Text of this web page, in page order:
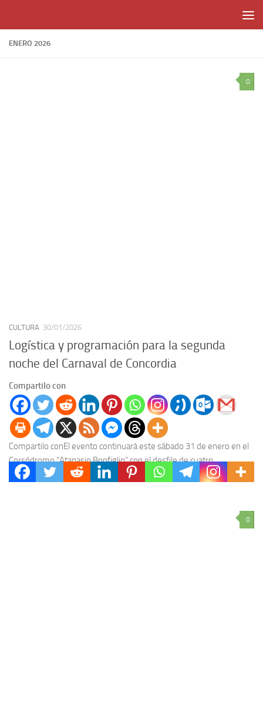
ENERO 2026
0
CULTURA 30/01/2026
Logística y programación para la segunda
noche del Carnaval de Concordia
Compartilo con
Compartilo conEl evento continuará este sábado 31 de enero en el
Corsódromo “Atanasio Bonfiglio” con el desfile de cuatro
comparsas. La organización habilitó un nuevo...
0